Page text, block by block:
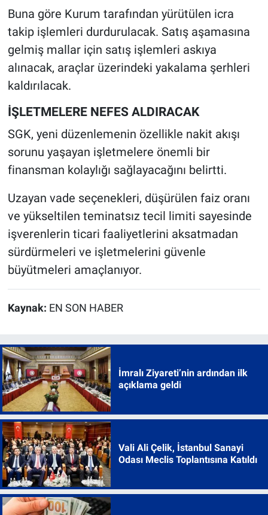
Buna göre Kurum tarafından yürütülen icra
takip işlemleri durdurulacak. Satış aşamasına
gelmiş mallar için satış işlemleri askıya
alınacak, araçlar üzerindeki yakalama şerhleri
kaldırılacak.
İŞLETMELERE NEFES ALDIRACAK
SGK, yeni düzenlemenin özellikle nakit akışı
sorunu yaşayan işletmelere önemli bir
finansman kolaylığı sağlayacağını belirtti.
Uzayan vade seçenekleri, düşürülen faiz oranı
ve yükseltilen teminatsız tecil limiti sayesinde
işverenlerin ticari faaliyetlerini aksatmadan
sürdürmeleri ve işletmelerini güvenle
büyütmeleri amaçlanıyor.
Kaynak: EN SON HABER
İmralı Ziyareti’nin ardından ilk
açıklama geldi
Vali Ali Çelik, İstanbul Sanayi
Odası Meclis Toplantısına Katıldı